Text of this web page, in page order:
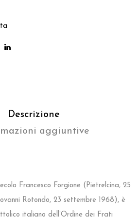
Descrizione
aggiuntive
Francesco Forgione (Pietrelcina, 25
Rotondo, 23 settembre 1968), è
italiano dell’Ordine dei Frati